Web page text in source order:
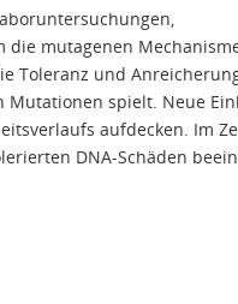
die mutagenen
Toleranz und
Mutationen spielt. Neue
aufdecken. Im
DNA-Schäden